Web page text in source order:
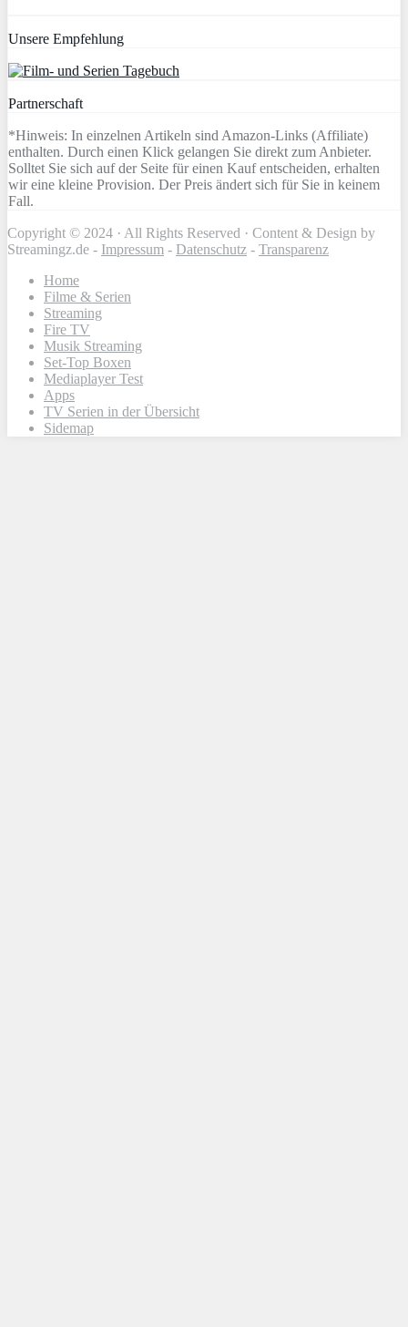
Unsere Empfehlung
Partnerschaft
*Hinweis: In einzelnen Artikeln sind Amazon-Links (Affiliate)
enthalten. Durch einen Klick gelangen Sie direkt zum Anbieter.
Solltet Sie sich auf der Seite für einen Kauf entscheiden, erhalten
wir eine kleine Provision. Der Preis ändert sich für Sie in keinem
Fall.
Copyright © 2024 · All Rights Reserved · Content & Design by
Streamingz.de - Impressum - Datenschutz - Transparenz
Home
Filme & Serien
Streaming
Fire TV
Musik Streaming
Set-Top Boxen
Mediaplayer Test
Apps
TV Serien in der Übersicht
Sidemap